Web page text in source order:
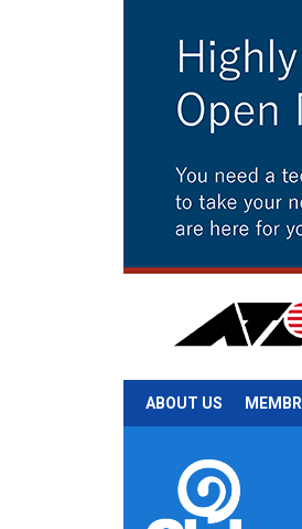
ABOUT US MEMBRI